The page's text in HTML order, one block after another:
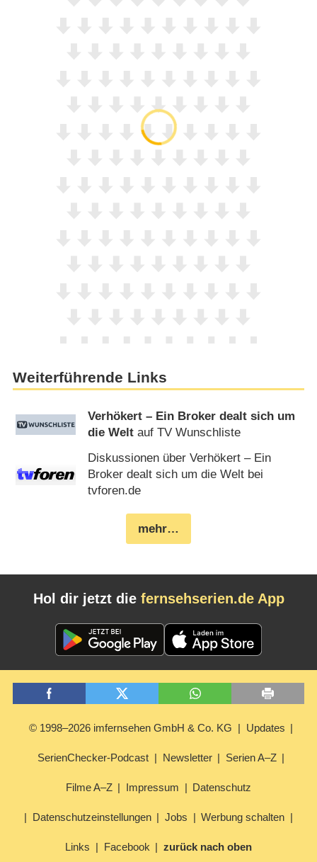
Weiterführende Links
Verhökert – Ein Broker dealt sich um
die Welt auf TV Wunschliste
Diskussionen über Verhökert – Ein
Broker dealt sich um die Welt bei
tvforen.de
mehr…
Hol dir jetzt die fernsehserien.de App
© 1998–2026 imfernsehen GmbH & Co. KG Updates
SerienChecker-Podcast Newsletter Serien A–Z
Filme A–Z Impressum Datenschutz
Datenschutzeinstellungen Jobs Werbung schalten
Links Facebook zurück nach oben